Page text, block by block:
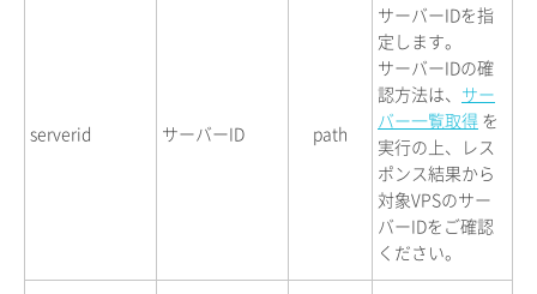
serverid サーバーID path
サーバーIDを指
定します。
サーバーIDの確
認方法は、 サー
バー一覧取得 を
実行の上、レス
ポンス結果から
対象VPSのサー
バーIDをご確認
ください。